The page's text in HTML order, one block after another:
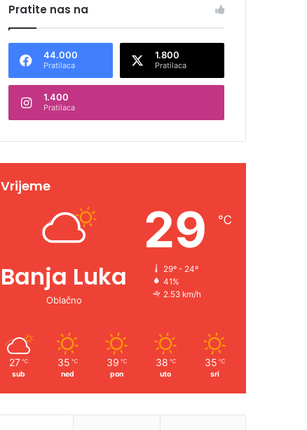
Pratite nas na
44.000
Pratilaca
1.800
Pratilaca
1.400
Pratilaca
Vrijeme
Banja Luka
Oblačno
29 ℃
29º - 24º
41%
2.53 km/h
27 ℃
sub
35 ℃
ned
39 ℃
pon
38 ℃
uto
35 ℃
sri